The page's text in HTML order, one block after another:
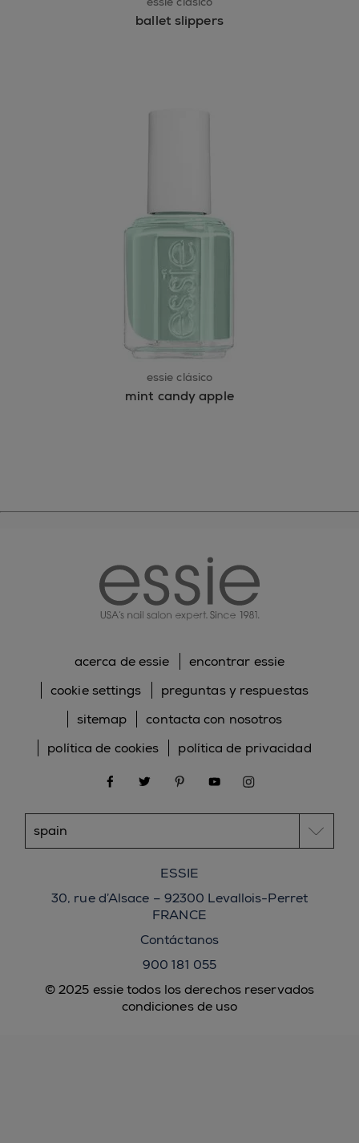
ballet slippers
essie clásico
mint candy apple
© 2025 essie todos los derechos reservados
condiciones de uso
acerca de essie
encontrar essie
cookie settings
preguntas y respuestas
sitemap
contacta con nosotros
política de cookies
política de privacidad
facebooktwitter pinterestyoutubeinstagram
ESSIE
30, rue d’Alsace – 92300 Levallois-Perret
FRANCE
Contáctanos
900 181 055